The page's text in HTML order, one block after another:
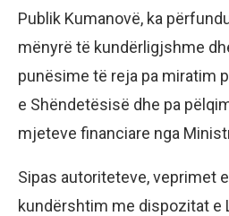
Publik Kumanovë, ka
mënyrë të kundërligjshme
punësime të reja pa miratim
e Shëndetësisë dhe pa
mjeteve financiare nga
Sipas autoriteteve, veprimet
kundërshtim me dispozitat e